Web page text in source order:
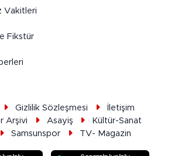
Vakitleri
Fikstür
Gizlilik Sözleşmesi
İletişim
Arşivi Asayiş
Kültür-Sanat
Samsunspor TV- Magazin